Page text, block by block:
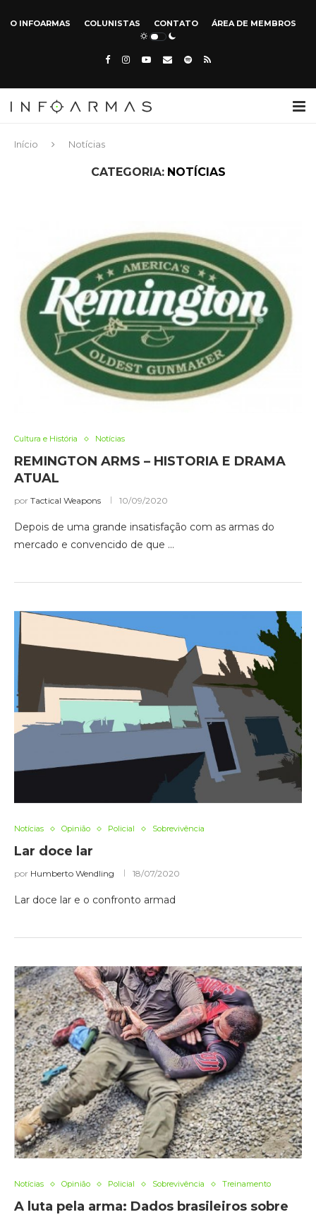
O INFOARMAS COLUNISTAS CONTATO ÁREA DE MEMBROS
Início Notícias
CATEGORIA: NOTÍCIAS
Cultura e História Notícias
REMINGTON ARMS – HISTORIA E DRAMA
ATUAL
por Tactical Weapons 10/09/2020
Depois de uma grande insatisfação com as armas do
mercado e convencido de que …
Notícias Opinião Policial Sobrevivência
Lar doce lar
por Humberto Wendling 18/07/2020
Lar doce lar e o confronto armad
Notícias Opinião Policial Sobrevivência Treinamento
A luta pela arma: Dados brasileiros sobre